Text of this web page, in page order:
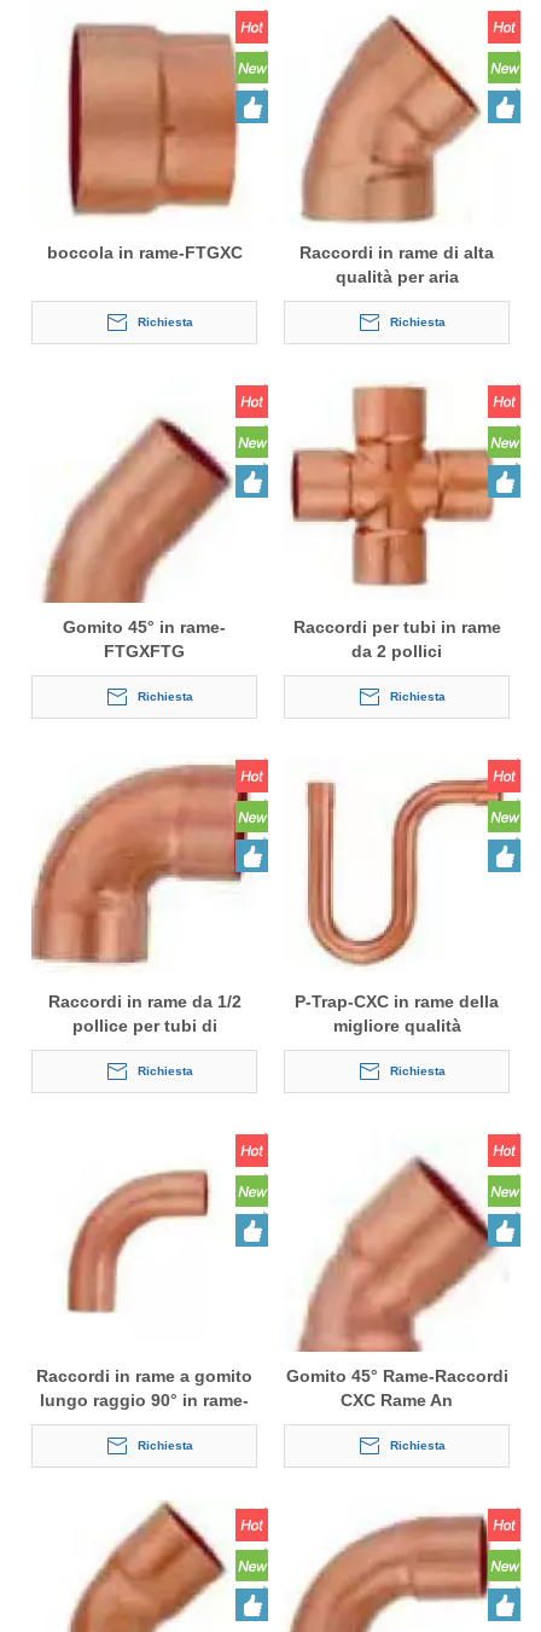
boccola in rame-FTGXC
Richiesta
Raccordi in rame di alta
qualità per aria
condizionata
Richiesta
Gomito 45° in rame-
FTGXFTG
Richiesta
Raccordi per tubi in rame
da 2 pollici
Richiesta
Raccordi in rame da 1/2
pollice per tubi di
refrigerazione
Richiesta
P-Trap-CXC in rame della
migliore qualità
Richiesta
Raccordi in rame a gomito
lungo raggio 90° in rame-
FTGXFTG refrigerazione
Richiesta
Gomito 45° Rame-Raccordi
CXC Rame An
Richiesta